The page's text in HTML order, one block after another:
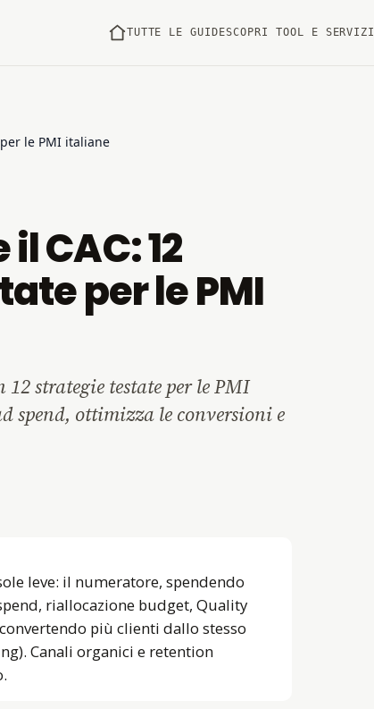
TUTTE LE GUIDESCOPRI TOOL E SERVIZI
le PMI italiane
CAC: 12
per le PMI
strategie testate per le PMI
spend, ottimizza le conversioni e
leve: il numeratore, spendendo
riallocazione budget, Quality
più clienti dallo stesso
Canali organici e retention